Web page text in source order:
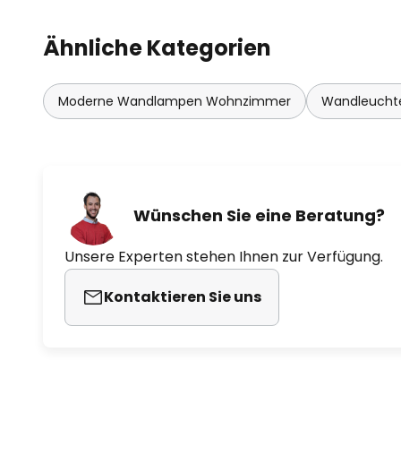
Ähnliche Kategorien
Moderne Wandlampen Wohnzimmer
Wünschen Sie eine Beratung?
Unsere Experten stehen Ihnen zur Verfügung.
Kontaktieren Sie uns